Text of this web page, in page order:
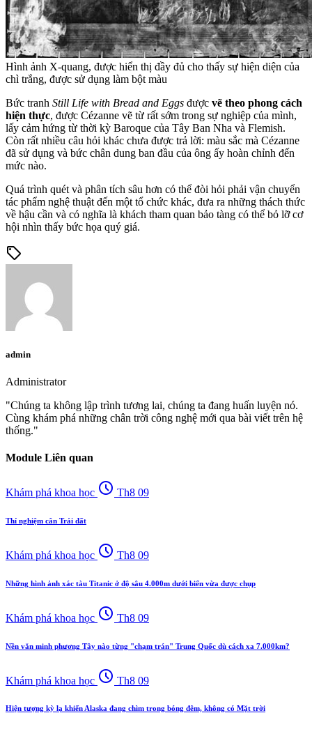
Hình ảnh X-quang, được hiển thị đầy đủ cho thấy sự hiện diện của
chì trắng, được sử dụng làm bột màu
Bức tranh Still Life with Bread and Eggs được vẽ theo phong cách
hiện thực, được Cézanne vẽ từ rất sớm trong sự nghiệp của mình,
lấy cảm hứng từ thời kỳ Baroque của Tây Ban Nha và Flemish.
Còn rất nhiều câu hỏi khác chưa được trả lời: màu sắc mà Cézanne
đã sử dụng và bức chân dung ban đầu của ông ấy hoàn chỉnh đến
mức nào.
Quá trình quét và phân tích sâu hơn có thể đòi hỏi phải vận chuyển
tác phẩm nghệ thuật đến một tổ chức khác, đưa ra những thách thức
về hậu cần và có nghĩa là khách tham quan bảo tàng có thể bỏ lỡ cơ
hội nhìn thấy bức họa quý giá.
sell
admin
Administrator
"Chúng ta không lập trình tương lai, chúng ta đang huấn luyện nó.
Cùng khám phá những chân trời công nghệ mới qua bài viết trên hệ
thống."
Module Liên quan
Khám phá khoa học schedule Th8 09
Thí nghiệm cân Trái đất
Khám phá khoa học schedule Th8 09
Những hình ảnh xác tàu Titanic ở độ sâu 4.000m dưới biển vừa được chụp
Khám phá khoa học schedule Th8 09
Nền văn minh phương Tây nào từng "chạm trán" Trung Quốc dù cách xa 7.000km?
Khám phá khoa học schedule Th8 09
Hiện tượng kỳ lạ khiến Alaska đang chìm trong bóng đêm, không có Mặt trời